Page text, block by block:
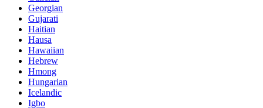
Georgian
Gujarati
Haitian
Hausa
Hawaiian
Hebrew
Hmong
Hungarian
Icelandic
Igbo